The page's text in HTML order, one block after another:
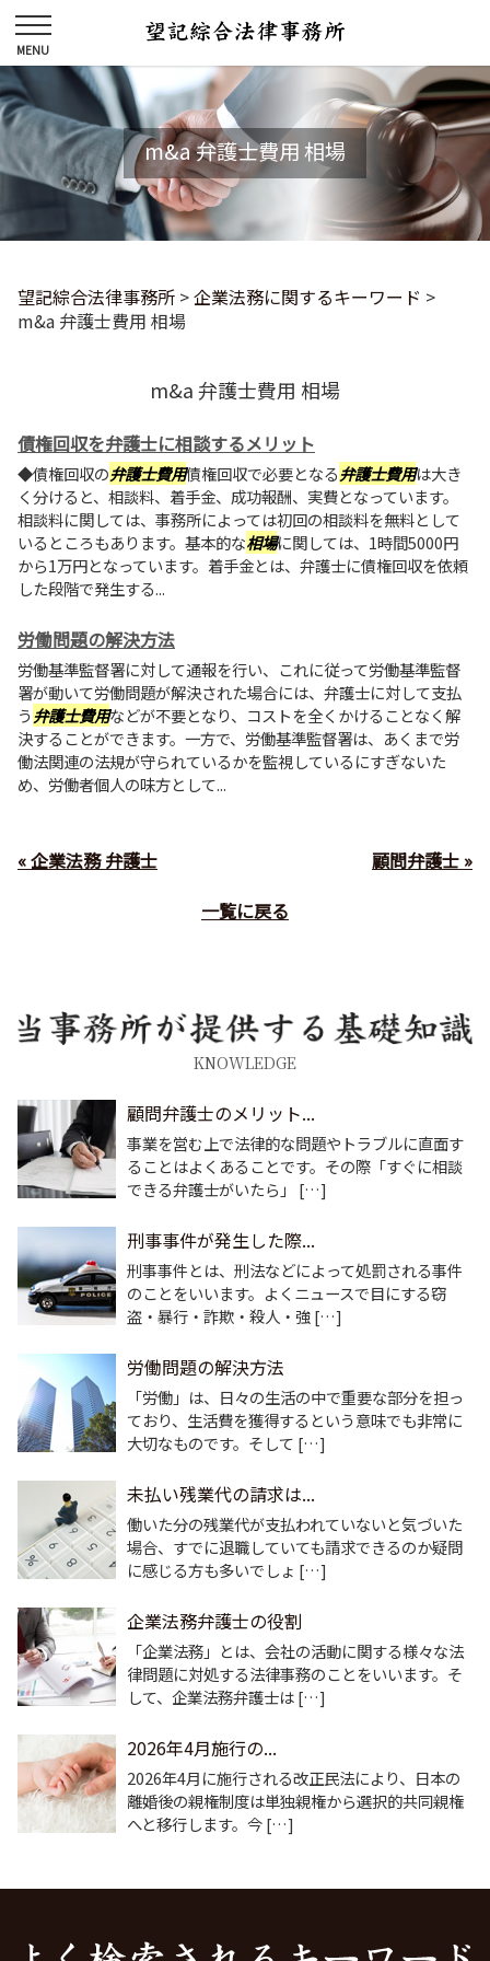
m&a 弁護士費用 相場
望記綜合法律事務所 >企業法務に関するキーワード >
m&a 弁護士費用 相場
m&a 弁護士費用 相場
債権回収を弁護士に相談するメリット
◆債権回収の弁護士費用債権回収で必要となる弁護士費用は大き
く分けると、相談料、着手金、成功報酬、実費となっています。
相談料に関しては、事務所によっては初回の相談料を無料として
いるところもあります。基本的な相場に関しては、1時間5000円
から1万円となっています。着手金とは、弁護士に債権回収を依頼
した段階で発生する...
労働問題の解決方法
労働基準監督署に対して通報を行い、これに従って労働基準監督
署が動いて労働問題が解決された場合には、弁護士に対して支払
う弁護士費用などが不要となり、コストを全くかけることなく解
決することができます。一方で、労働基準監督署は、あくまで労
働法関連の法規が守られているかを監視しているにすぎないた
め、労働者個人の味方として...
« 企業法務 弁護士
顧問弁護士 »
一覧に戻る
KNOWLEDGE
顧問弁護士のメリット...
事業を営む上で法律的な問題やトラブルに直面す
ることはよくあることです。その際「すぐに相談
できる弁護士がいたら」 […]
刑事事件が発生した際...
刑事事件とは、刑法などによって処罰される事件
のことをいいます。よくニュースで目にする窃
盗・暴行・詐欺・殺人・強 […]
労働問題の解決方法
「労働」は、日々の生活の中で重要な部分を担っ
ており、生活費を獲得するという意味でも非常に
大切なものです。そして […]
未払い残業代の請求は...
働いた分の残業代が支払われていないと気づいた
場合、すでに退職していても請求できるのか疑問
に感じる方も多いでしょ […]
企業法務弁護士の役割
「企業法務」とは、会社の活動に関する様々な法
律問題に対処する法律事務のことをいいます。そ
して、企業法務弁護士は […]
2026年4月施行の...
2026年4月に施行される改正民法により、日本の
離婚後の親権制度は単独親権から選択的共同親権
へと移行します。今 […]